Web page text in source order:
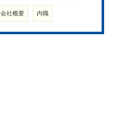
会社概要 内職